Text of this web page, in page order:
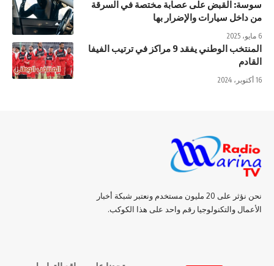
سوسة: القبض على عصابة مختصة في السرقة
من داخل سيارات والإضرار بها
6 مايو، 2025
المنتخب الوطني يفقد 9 مراكز في ترتيب الفيفا
القادم
16 أكتوبر، 2024
نحن نؤثر على 20 مليون مستخدم ونعتبر شبكة أخبار
الأعمال والتكنولوجيا رقم واحد على هذا الكوكب.